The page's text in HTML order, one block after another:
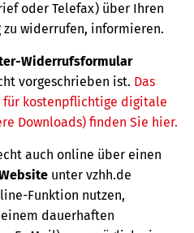
oder Telefax) über Ihren
zu widerrufen, informieren.
Widerrufsformular
vorgeschrieben ist. Das
kostenpflichtige digitale
Downloads) finden Sie hier.
auch online über einen
unter vzhh.de
Funktion nutzen,
dauerhaften